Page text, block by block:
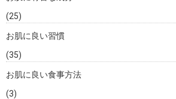
(25)
お肌に良い習慣
(35)
お肌に良い食事方法
(3)